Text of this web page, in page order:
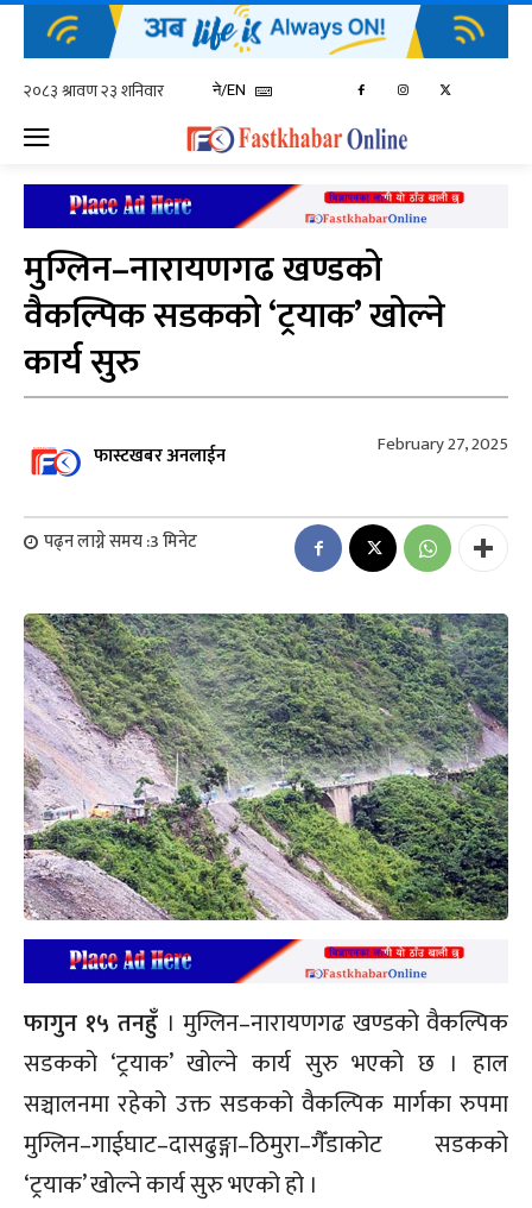
ने/EN
मुग्लिन–नारायणगढ खण्डको
वैकल्पिक सडकको ‘ट्रयाक’ खोल्ने
कार्य सुरु
फास्टखबर अनलाईन February 27, 2025
पढ्न लाग्ने समय :3मिनेट
फागुन १५तनहुँ । मुग्लिन–नारायणगढ खण्डको वैकल्पिक
सडकको ‘ट्रयाक’ खोल्ने कार्य सुरु भएको छ । हाल
सञ्चालनमा रहेको उक्त सडकको वैकल्पिक मार्गका रुपमा
मुग्लिन–गाईघाट–दासढुङ्गा–ठिमुरा–गैँडाकोट सडकको
‘ट्रयाक’ खोल्ने कार्य सुरु भएको हो ।